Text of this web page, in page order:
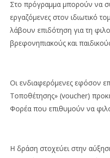
Στο πρόγραμμα μπορούν να
εργαζόμενες στον ιδιωτικό
λάβουν επιδότηση για τη
βρεφονηπιακούς και
Οι ενδιαφερόμενες εφόσον
Τοποθέτησης» (voucher)
Φορέα που επιθυμούν να
Η δράση στοχεύει στην